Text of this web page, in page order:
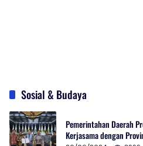
Sosial & Budaya
Pemerintahan Daerah
Kerjasama dengan